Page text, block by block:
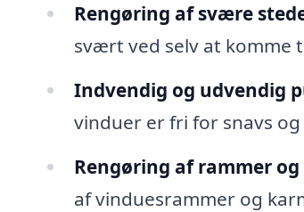
Rengøring af svære
svært ved selv at komme
Indvendig og udvendig
vinduer er fri for snavs og
Rengøring af rammer
af vinduesrammer og